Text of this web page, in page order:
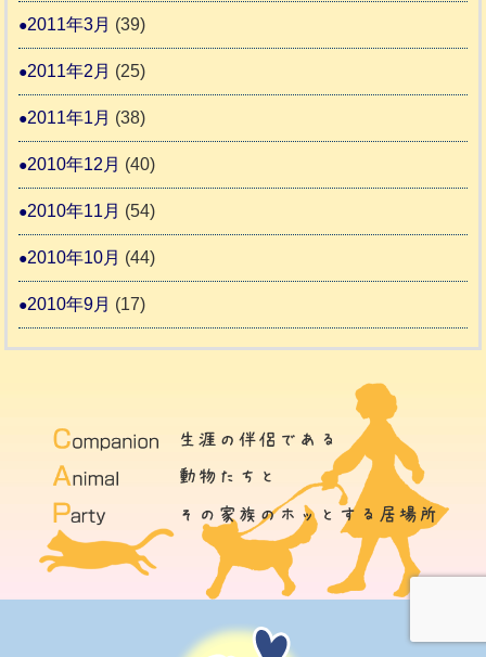
2011年3月 (39)
2011年2月 (25)
2011年1月 (38)
2010年12月 (40)
2010年11月 (54)
2010年10月 (44)
2010年9月 (17)